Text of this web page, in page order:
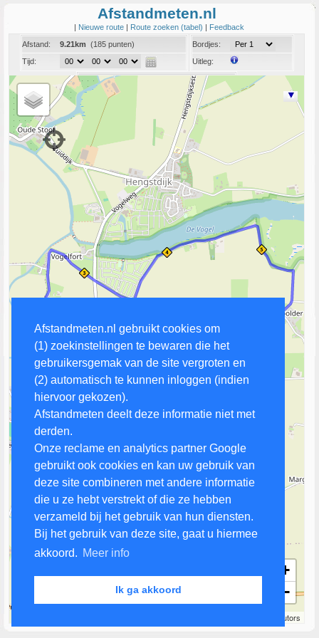
Afstandmeten.nl gebruikt cookies om
(1) zoekinstellingen te bewaren die het
gebruikersgemak van de site vergroten en
(2) automatisch te kunnen inloggen (indien
hiervoor gekozen).
Afstandmeten deelt deze informatie niet met
derden.
Onze reclame en analytics partner Google
gebruikt ook cookies en kan uw gebruik van
deze site combineren met andere informatie
die u ze hebt verstrekt of die ze hebben
verzameld bij het gebruik van hun diensten.
Bij het gebruik van deze site, gaat u hiermee
akkoord. Meer info
Ik ga akkoord
Afstandmeten.nl
| Nieuwe route | Route zoeken (tabel) | Feedback
Afstand:
9.21km (185 punten)
Tijd:
Bordjes:
Uitleg:
Coord:
Info:
Link naar deze route
+
−
contributors